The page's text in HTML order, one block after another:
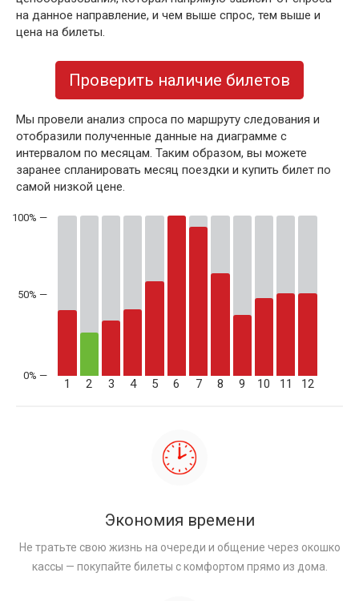
на данное направление, и чем выше спрос, тем выше и
цена на билеты.
Проверить наличие билетов
Мы провели анализ спроса по маршруту следования и
отобразили полученные данные на диаграмме с
интервалом по месяцам. Таким образом, вы можете
заранее спланировать месяц поездки и купить билет по
самой низкой цене.
50% —
1 2 3 4 5 6 7 8 9 10 11 12
Экономия времени
Не тратьте свою жизнь на очереди и общение через окошко
кассы — покупайте билеты с комфортом прямо из дома.